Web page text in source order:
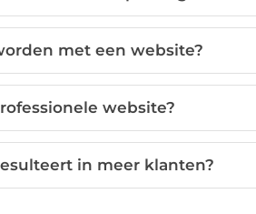
met een website?
website?
in meer klanten?